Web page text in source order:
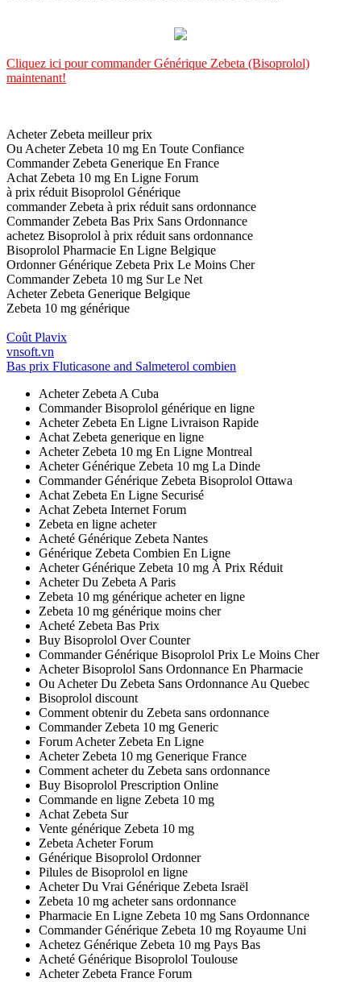
Cliquez ici pour commander Générique Zebeta (Bisoprolol)
maintenant!
Acheter Zebeta meilleur prix
Ou Acheter Zebeta 10 mg En Toute Confiance
Commander Zebeta Generique En France
Achat Zebeta 10 mg En Ligne Forum
à prix réduit Bisoprolol Générique
commander Zebeta à prix réduit sans ordonnance
Commander Zebeta Bas Prix Sans Ordonnance
achetez Bisoprolol à prix réduit sans ordonnance
Bisoprolol Pharmacie En Ligne Belgique
Ordonner Générique Zebeta Prix Le Moins Cher
Commander Zebeta 10 mg Sur Le Net
Acheter Zebeta Generique Belgique
Zebeta 10 mg générique
Coût Plavix
vnsoft.vn
Bas prix Fluticasone and Salmeterol combien
Acheter Zebeta A Cuba
Commander Bisoprolol générique en ligne
Acheter Zebeta En Ligne Livraison Rapide
Achat Zebeta generique en ligne
Acheter Zebeta 10 mg En Ligne Montreal
Acheter Générique Zebeta 10 mg La Dinde
Commander Générique Zebeta Bisoprolol Ottawa
Achat Zebeta En Ligne Securisé
Achat Zebeta Internet Forum
Zebeta en ligne acheter
Acheté Générique Zebeta Nantes
Générique Zebeta Combien En Ligne
Acheter Générique Zebeta 10 mg À Prix Réduit
Acheter Du Zebeta A Paris
Zebeta 10 mg générique acheter en ligne
Zebeta 10 mg générique moins cher
Acheté Zebeta Bas Prix
Buy Bisoprolol Over Counter
Commander Générique Bisoprolol Prix Le Moins Cher
Acheter Bisoprolol Sans Ordonnance En Pharmacie
Ou Acheter Du Zebeta Sans Ordonnance Au Quebec
Bisoprolol discount
Comment obtenir du Zebeta sans ordonnance
Commander Zebeta 10 mg Generic
Forum Acheter Zebeta En Ligne
Acheter Zebeta 10 mg Generique France
Comment acheter du Zebeta sans ordonnance
Buy Bisoprolol Prescription Online
Commande en ligne Zebeta 10 mg
Achat Zebeta Sur
Vente générique Zebeta 10 mg
Zebeta Acheter Forum
Générique Bisoprolol Ordonner
Pilules de Bisoprolol en ligne
Acheter Du Vrai Générique Zebeta Israël
Zebeta 10 mg acheter sans ordonnance
Pharmacie En Ligne Zebeta 10 mg Sans Ordonnance
Commander Générique Zebeta 10 mg Royaume Uni
Achetez Générique Zebeta 10 mg Pays Bas
Acheté Générique Bisoprolol Toulouse
Acheter Zebeta France Forum